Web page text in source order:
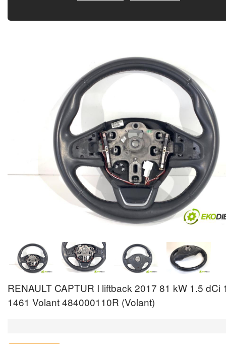
RENAULT CAPTUR I liftback 2017 81 kW 1.5 dCi
1461 Volant 484000110R (Volant)